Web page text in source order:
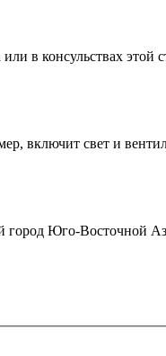
в консульствах этой
включит свет и
город Юго-Восточной